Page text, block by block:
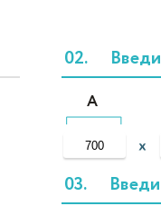
02.
A
03.